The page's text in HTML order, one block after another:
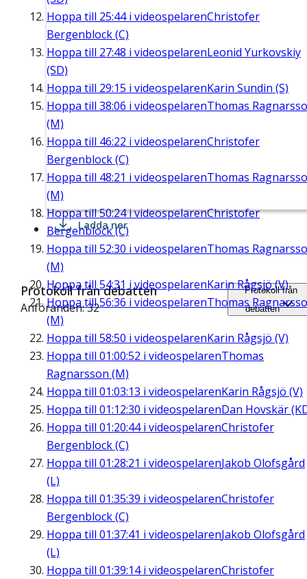
Hoppa till 25:44i videospelarenChristofer
Bergenblock (C)
Hoppa till 27:48 i videospelarenLeonid Yurkovskiy
(SD)
Hoppa till 29:15 i videospelarenKarin Sundin (S)
Hoppa till 38:06 i videospelarenThomas
(M)
Hoppa till 46:22 i videospelarenChristofer
Bergenblock (C)
Hoppa till 48:21 i videospelarenThomas
(M)
Hoppa till50:24i videospelarenChristofer
Bergenblock (C)
Hoppa till 52:30 i videospelarenThomas
(M)
Hoppa till 54:31 i videospelarenKarin Rågsjö (V)
Hoppa till56:36 i videospelarenThomas
(M)
Hoppa till 58:50 i videospelarenKarin Rågsjö (V)
Hoppa till 01:00:52 i videospelarenThomas
Ragnarsson (M)
Hoppa till 01:03:13 i videospelarenKarin Rågsjö (V)
Hoppa till 01:12:30 i videospelarenDan Hovskär
Hoppa till 01:20:44i videospelarenChristofer
Bergenblock (C)
Hoppa till 01:28:21 i videospelarenJakob Olofsgård
(L)
Hoppa till 01:35:39 i videospelarenChristofer
Bergenblock (C)
Hoppa till 01:37:41 i videospelarenJakob Olofsgård
(L)
Hoppa till 01:39:14i videospelarenChristofer
Ladda ner
Protokoll från debatten
Anföranden: 32
Protokoll från
debatten